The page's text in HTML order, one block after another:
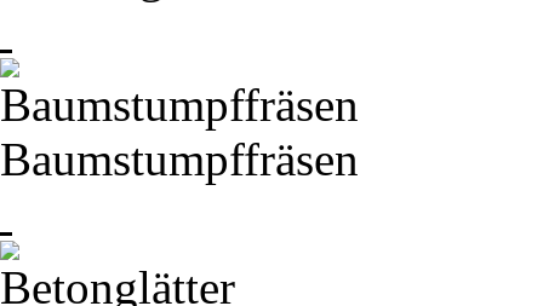
Baumstumpffräsen